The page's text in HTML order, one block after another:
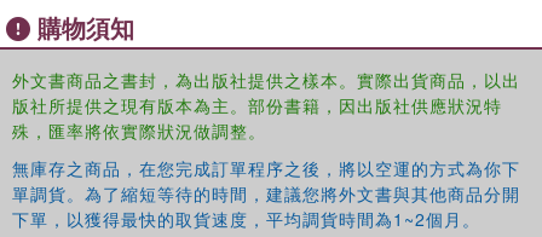
購物須知
外文書商品之書封，為出版社提供之樣本。實際出貨商品，以出
版社所提供之現有版本為主。部份書籍，因出版社供應狀況特
殊，匯率將依實際狀況做調整。
無庫存之商品，在您完成訂單程序之後，將以空運的方式為你下
單調貨。為了縮短等待的時間，建議您將外文書與其他商品分開
下單，以獲得最快的取貨速度，平均調貨時間為1~2個月。